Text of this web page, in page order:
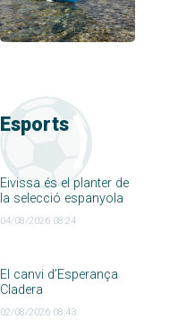
Esports
Eivissa és el planter de
la selecció espanyola
04/08/2026 08:24
El canvi d’Esperança
Cladera
02/08/2026 08:43